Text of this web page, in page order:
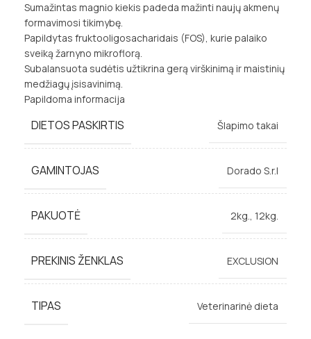
Sumažintas magnio kiekis padeda mažinti naujų akmenų
formavimosi tikimybę.
Papildytas fruktooligosacharidais (FOS), kurie palaiko
sveiką žarnyno mikroflorą.
Subalansuota sudėtis užtikrina gerą virškinimą ir maistinių
medžiagų įsisavinimą.
Papildoma informacija
DIETOS PASKIRTIS Šlapimo takai
GAMINTOJAS Dorado S.r.I
PAKUOTĖ 2kg., 12kg.
PREKINIS ŽENKLAS EXCLUSION
TIPAS Veterinarinė dieta